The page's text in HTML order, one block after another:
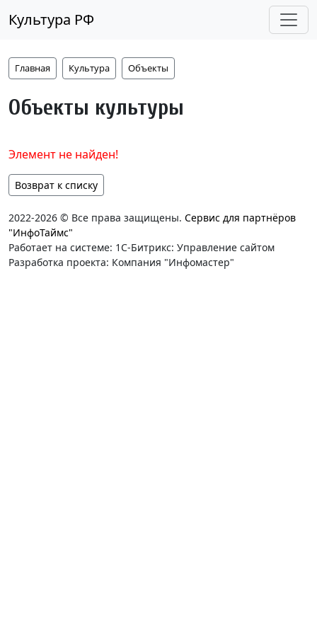
Культура РФ
Главная Культура Объекты
Объекты культуры
Элемент не найден!
Возврат к списку
2022-2026 © Все права защищены. Сервис для партнёров
"ИнфоТаймс"
Работает на системе: 1С-Битрикс: Управление сайтом
Разработка проекта: Компания "Инфомастер"